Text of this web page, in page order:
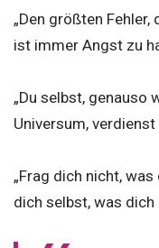
„Den größten Fehler,
ist immer Angst zu
„Du selbst, genauso
Universum,
„Frag dich nicht,
dich selbst, was dich